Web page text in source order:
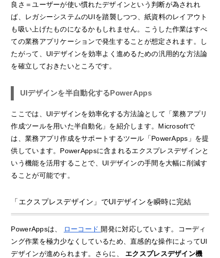
良さ＝ユーザーが使い慣れたデザインという判断が為されれ
ば、レガシーシステムのUIを踏襲しつつ、紙資料のレイアウト
も吸い上げたものになるかもしれません。こうした作業はすべ
ての業務アプリケーションで発生することが想定されます。し
たがって、UIデザインを効率よく進めるための汎用的な方法論
を確立しておきたいところです。
UIデザインを半自動化するPowerApps
ここでは、UIデザインを効率化する方法論として「業務アプリ
作成ツールを用いた半自動化」を紹介します。Microsoftで
は、業務アプリ作成をサポートするツール「PowerApps」を提
供しています。PowerAppsに含まれるエクスプレスデザインと
いう機能を活用することで、UIデザインの手間を大幅に削減す
ることが可能です。
「エクスプレスデザイン」でUIデザインを瞬時に完結
PowerAppsは、 ローコード 開発に対応しています。コーディ
ング作業を極力少なくしているため、直感的な操作によってUI
デザインが進められます。さらに、 エクスプレスデザイン機